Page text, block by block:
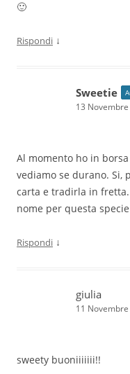
🙂
Rispondi ↓
Sweetie
13
Al momento ho in
vediamo se durano. Si,
carta e tradirla in
nome per questa
Rispondi ↓
giulia
11
sweety buoniiiiiii!!